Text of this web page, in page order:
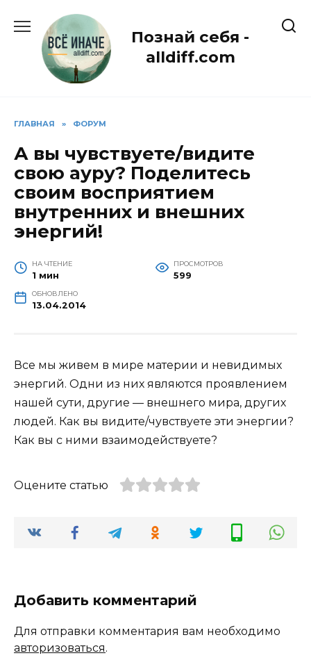
содержанию
Познай себя -
alldiff.com
ГЛАВНАЯ » ФОРУМ
А вы чувствуете/видите
свою ауру? Поделитесь
своим восприятием
внутренних и внешних
энергий!
НА ЧТЕНИЕ
1 мин
ПРОСМОТРОВ
599
ОБНОВЛЕНО
13.04.2014
Все мы живем в мире материи и невидимых
энергий. Одни из них являются проявлением
нашей сути, другие — внешнего мира, других
людей. Как вы видите/чувствуете эти энергии?
Как вы с ними взаимодействуете?
Оцените статью
Добавить комментарий
Для отправки комментария вам необходимо
авторизоваться.